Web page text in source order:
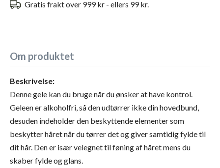
Gratis frakt over 999 kr - ellers 99 kr.
Om produktet
Beskrivelse:
Denne gele kan du bruge når du ønsker at have kontrol.
Geleen er alkoholfri, så den udtørrer ikke din hovedbund,
desuden indeholder den beskyttende elementer som
beskytter håret når du tørrer det og giver samtidig fylde til
dit hår. Den er især velegnet til føning af håret mens du
skaber fylde og glans.